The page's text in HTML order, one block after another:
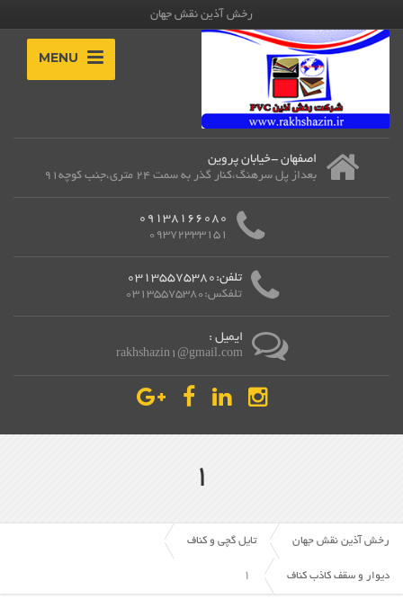
رخش آذین نقش جهان
MENU
اصفهان -خیابان پروین
بعداز پل سرهنگ،کنار گذر به سمت 24 متری،جنب کوچه91
09138166080
09372333151
تلفن:03135575380
تلفکس:03135575380
ایمیل :
rakhshazin1@gmail.com
1
رخش آذین نقش جهان تایل گچی و کناف
دیوار و سقف کاذب کناف 1